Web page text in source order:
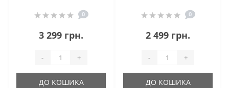
0
3 299 грн.
- +
ДО КОШИКА
0
2 499 грн.
- +
ДО КОШИКА